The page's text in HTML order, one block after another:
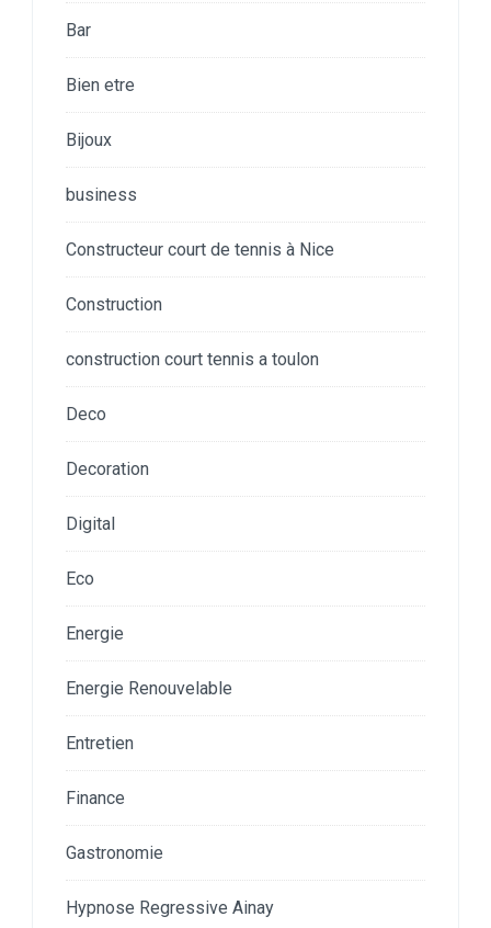
Bar
Bien etre
Bijoux
business
Constructeur court de tennis à Nice
Construction
construction court tennis a toulon
Deco
Decoration
Digital
Eco
Energie
Energie Renouvelable
Entretien
Finance
Gastronomie
Hypnose Regressive Ainay